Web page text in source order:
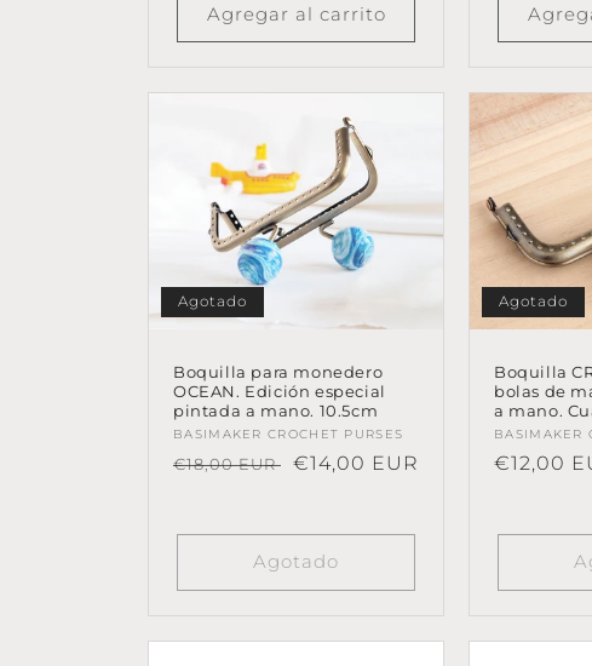
Agregar al carrito
Agotado
Boquilla para monedero
OCEAN. Edición especial
pintada a mano. 10.5cm
Proveedor:
BASIMAKER CROCHET PURSES
Precio
€18,00 EUR
Precio
€14,00 EUR
Agotado
Agotado
Boquilla
bolas de
a mano.
BASIMAKER
Precio
€12,00